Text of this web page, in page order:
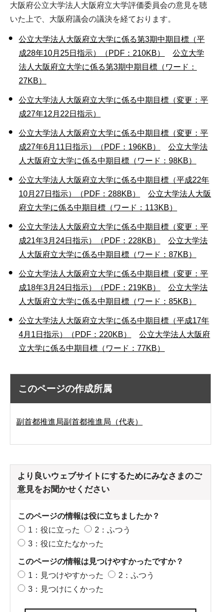
大阪府公立大学法人大阪府立大学評価委員会の意見を聴
いた上で、大阪府議会の議決を経ております。
公立大学法人大阪府立大学に係る第3期中期目標（平
成28年10月25日指示）（PDF：210KB）
公立大学
法人大阪府立大学に係る第3期中期目標（ワード：
27KB）
公立大学法人大阪府立大学に係る中期目標（変更：平
成27年12月22日指示）
公立大学法人大阪府立大学に係る中期目標（変更：平
成27年6月11日指示）（PDF：196KB）
公立大学法
人大阪府立大学に係る中期目標（ワード：98KB）
公立大学法人大阪府立大学に係る中期目標（平成22年
10月27日指示）（PDF：288KB）
公立大学法人大阪
府立大学に係る中期目標（ワード：113KB）
公立大学法人大阪府立大学に係る中期目標（変更：平
成21年3月24日指示）（PDF：228KB）
公立大学法
人大阪府立大学に係る中期目標（ワード：87KB）
公立大学法人大阪府立大学に係る中期目標（変更：平
成18年3月24日指示）（PDF：219KB）
公立大学法
人大阪府立大学に係る中期目標（ワード：85KB）
公立大学法人大阪府立大学に係る中期目標（平成17年
4月1日指示）（PDF：220KB）
公立大学法人大阪府
立大学に係る中期目標（ワード：77KB）
このページの作成所属
副首都推進局副首都推進局（代表）
より良いウェブサイトにするためにみなさまのご
意見をお聞かせください
このページの情報は役に立ちましたか？
1：役に立った
2：ふつう
3：役に立たなかった
このページの情報は見つけやすかったですか？
1：見つけやすかった
2：ふつう
3：見つけにくかった